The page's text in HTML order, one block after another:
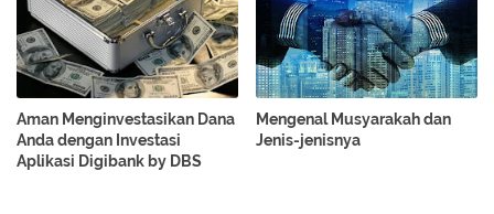
Aman Menginvestasikan Dana
Anda dengan Investasi
Aplikasi Digibank by DBS
Mengenal Musyarakah dan
Jenis-jenisnya